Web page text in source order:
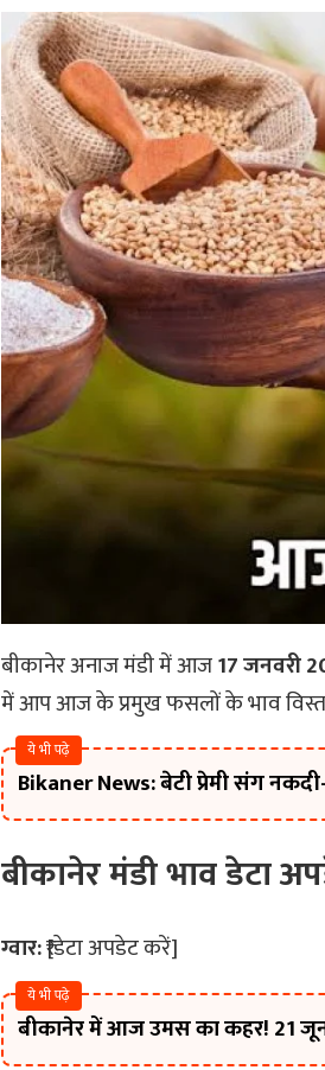
बीकानेर अनाज मंडी में आज17 जनवरी
में आप आज के प्रमुख फसलों के भाव
ये भी पढ़े
Bikaner News: बेटी प्रेमी संग
बीकानेर मंडी भाव डेटा
ग्वार:₹[डेटा अपडेट करें]
ये भी पढ़े
बीकानेर में आज उमस का कहर! 21 जून